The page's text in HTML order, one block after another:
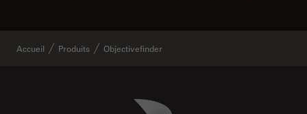
Accueil Produits Objectivefinder
Danaher Logo